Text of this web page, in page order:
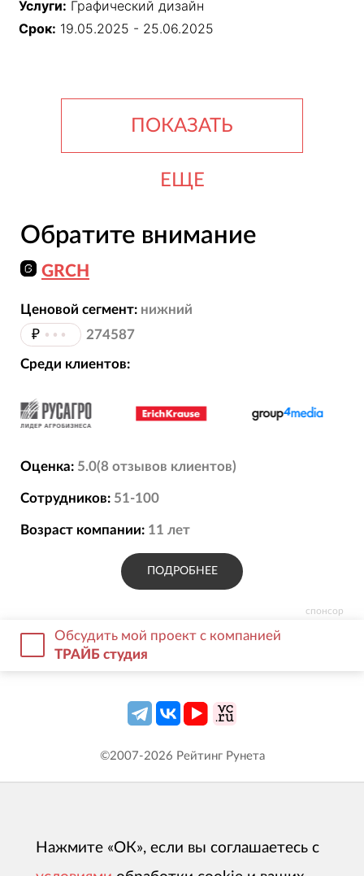
Услуги: Графический дизайн
Срок: 19.05.2025 - 25.06.2025
ПОКАЗАТЬ
ЕЩЕ
спонсор
Обратите внимание
GRCH
Ценовой сегмент: нижний
₽ ••• 274587
Среди клиентов:
Оценка: 5.0(8 отзывов клиентов)
Сотрудников: 51-100
Возраст компании: 11 лет
ПОДРОБНЕЕ
Обсудить мой проект с компанией
ТРАЙБ студия
©2007-2026 Рейтинг Рунета
Нажмите «ОК», если вы соглашаетесь с